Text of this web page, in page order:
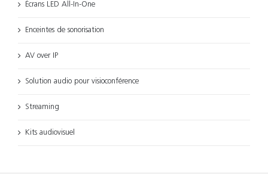
Écrans LED All-In-One
Enceintes de sonorisation
AV over IP
Solution audio pour visioconférence
Streaming
Kits audiovisuel